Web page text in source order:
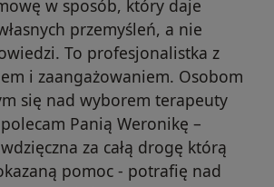
w sposób, który daje
przemyśleń, a nie
To profesjonalistka z
i zaangażowaniem. Osobom
się nad wyborem terapeuty
Panią Weronikę –
za całą drogę którą
pomoc - potrafię nad